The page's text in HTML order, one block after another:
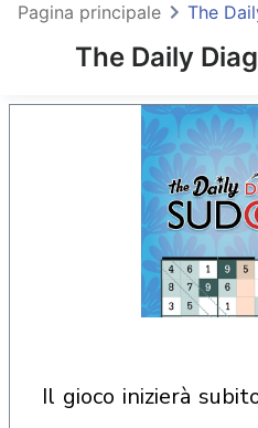
The Daily
Pagina principale The
il gioco inizierà